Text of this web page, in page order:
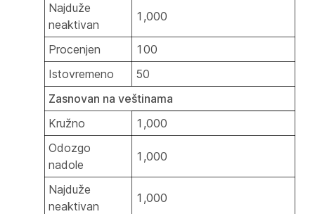
Najduže
neaktivan
1,000
Procenjen
100
Istovremeno
50
Zasnovan na veštinama
Kružno
1,000
Odozgo
nadole
1,000
Najduže
neaktivan
1,000